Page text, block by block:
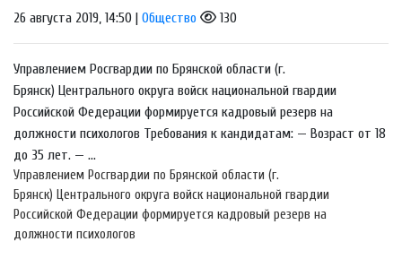
26 августа 2019, 14:50 | Общество 130
Управлением Росгвардии по Брянской области (г.
Брянск) Центрального округа войск национальной гвардии
Российской Федерации формируется кадровый резерв на
должности психологов Требования к кандидатам: — Возраст от 18
до 35 лет. — ...
Управлением Росгвардии по Брянской области (г.
Брянск) Центрального округа войск национальной гвардии
Российской Федерации формируется кадровый резерв на
должности психологов